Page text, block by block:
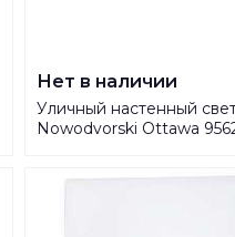
Нет в наличии
Уличный настенный
Nowodvorski Ottawa